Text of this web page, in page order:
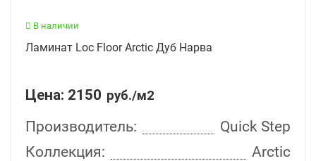
В наличии
Ламинат Loc Floor Arctic Дуб Нарва
Цена: 2150 руб./м2
Производитель:
Quick Step
Коллекция:
Arctic